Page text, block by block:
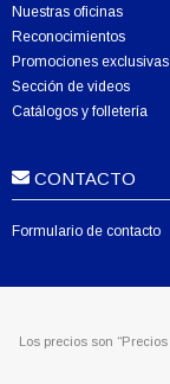
Nuestras oficinas
Reconocimientos
Promociones
Sección de videos
Catálogos y folletería
CONTACTO
Formulario de contacto
Los precios son